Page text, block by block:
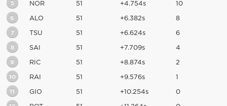
5 NOR 51 +4.754s 10
6 ALO 51 +6.382s 8
7 TSU 51 +6.624s 6
8 SAI 51 +7.709s 4
9 RIC 51 +8.874s 2
10 RAI 51 +9.576s 1
11 GIO 51 +10.254s 0